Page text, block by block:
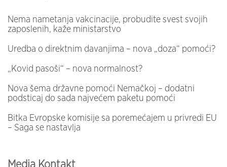
Nema nametanja vakcinacije, probudite svest svojih
zaposlenih, kaže ministarstvo
Uredba o direktnim davanjima – nova „doza“ pomoći?
„Kovid pasoši“ – nova normalnost?
Nova šema državne pomoći Nemačkoj – dodatni
podsticaj do sada najvećem paketu pomoći
Bitka Evropske komisije sa poremećajem u privredi EU
– Saga se nastavlja
Media Kontakt